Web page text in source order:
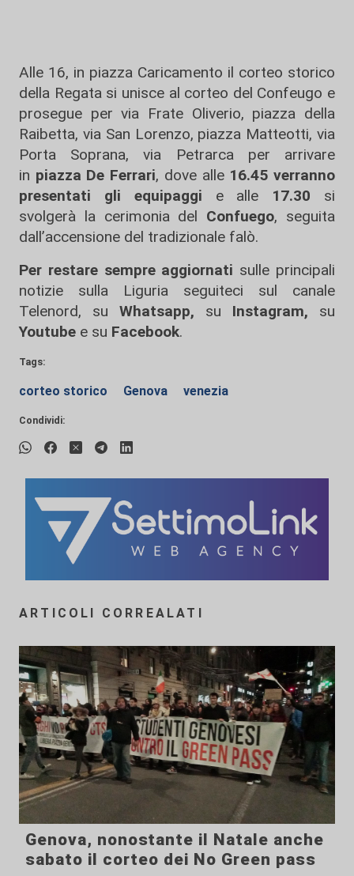
Alle 16, in piazza Caricamento il corteo storico
della Regata si unisce al corteo del Confeugo e
prosegue per via Frate Oliverio, piazza della
Raibetta, via San Lorenzo, piazza Matteotti, via
Porta Soprana, via Petrarca per arrivare
in piazza De Ferrari, dove alle 16.45 verranno
presentati gli equipaggi e alle 17.30 si
svolgerà la cerimonia del Confuego, seguita
dall’accensione del tradizionale falò.
Per restare sempre aggiornati sulle principali
notizie sulla Liguria seguiteci sul canale
Telenord, su
Whatsapp, su Instagram, su
Youtube e su Facebook.
Tags:
corteo storico Genova venezia
Condividi:
ARTICOLI CORREALATI
Genova, nonostante il Natale anche
sabato il corteo dei No Green pass